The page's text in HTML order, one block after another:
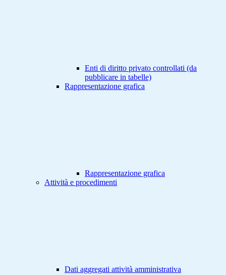
Enti di diritto privato controllati (da
pubblicare in tabelle)
Rappresentazione grafica
Rappresentazione grafica
Attività e procedimenti
Dati aggregati attività amministrativa